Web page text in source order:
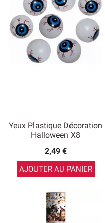
Yeux Plastique Décoration
Halloween X8
2,49 €
AJOUTER AU PANIER